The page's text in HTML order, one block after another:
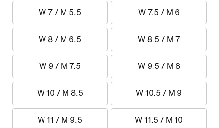
W 7 / M 5.5 W 7.5 / M 6
W 8 / M 6.5 W 8.5 / M 7
W 9 / M 7.5 W 9.5 / M 8
W 10 / M 8.5 W 10.5 / M 9
W 11 / M 9.5 W 11.5 / M 10